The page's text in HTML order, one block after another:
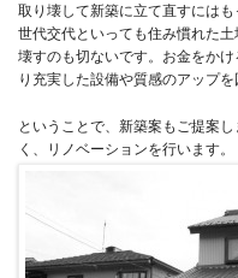
取り壊して新築に立て直すにはも
世代交代といっても住み慣れた
壊すのも切ないです。お金をか
り充実した設備や質感のアップを
ということで、新築案もご提案
く、リノベーションを行います。